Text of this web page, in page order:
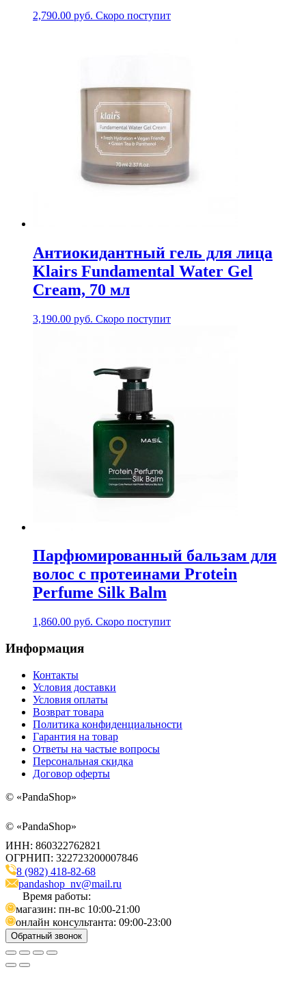
2,790.00 руб. Скоро поступит
Антиокидантный гель для лица
Klairs Fundamental Water Gel
Cream, 70 мл
3,190.00 руб. Скоро поступит
Парфюмированный бальзам для
волос с протеинами Protein
Perfume Silk Balm
1,860.00 руб. Скоро поступит
Информация
Контакты
Условия доставки
Условия оплаты
Возврат товара
Политика конфиденциальности
Гарантия на товар
Ответы на частые вопросы
Персональная скидка
Договор оферты
© «PandaShop»
© «PandaShop»
ИНН: 860322762821
ОГРНИП: 322723200007846
8 (982) 418-82-68
pandashop_nv@mail.ru
Время работы:
магазин: пн-вс 10:00-21:00
онлайн консультанта: 09:00-23:00
Обратный звонок